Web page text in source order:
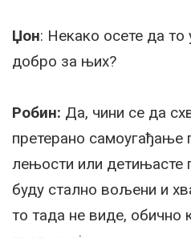
Џон: Некако осете да то
добро за њих?
Робин: Да, чини се да
претерано самоугађање
лењости или детињасте
буду стално вољени и
то тада не виде, обично